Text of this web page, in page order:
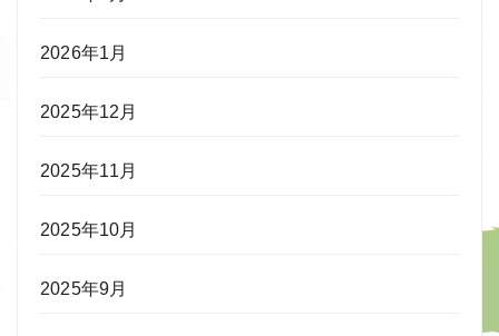
2026年1月
2025年12月
2025年11月
2025年10月
2025年9月